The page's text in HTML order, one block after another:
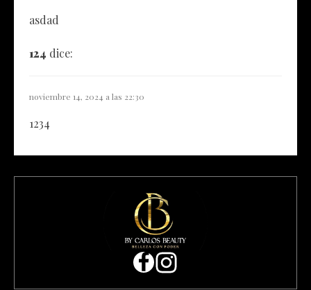
asdad
124 dice:
noviembre 14, 2024 a las 22:30
1234